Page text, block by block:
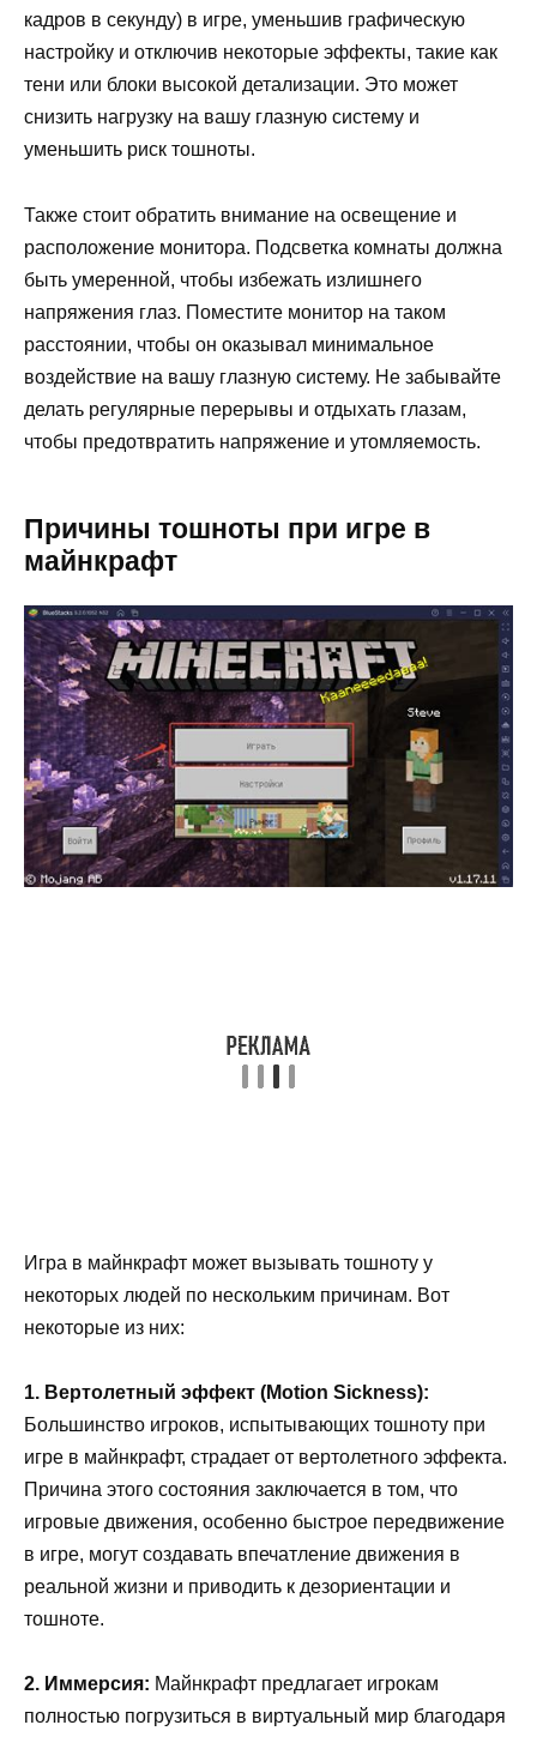
кадров в секунду) в игре, уменьшив графическую
настройку и отключив некоторые эффекты, такие как
тени или блоки высокой детализации. Это может
снизить нагрузку на вашу глазную систему и
уменьшить риск тошноты.
Также стоит обратить внимание на освещение и
расположение монитора. Подсветка комнаты должна
быть умеренной, чтобы избежать излишнего
напряжения глаз. Поместите монитор на таком
расстоянии, чтобы он оказывал минимальное
воздействие на вашу глазную систему. Не забывайте
делать регулярные перерывы и отдыхать глазам,
чтобы предотвратить напряжение и утомляемость.
Причины тошноты при игре в
майнкрафт
Игра в майнкрафт может вызывать тошноту у
некоторых людей по нескольким причинам. Вот
некоторые из них:
1. Вертолетный эффект (Motion Sickness):
Большинство игроков, испытывающих тошноту при
игре в майнкрафт, страдает от вертолетного эффекта.
Причина этого состояния заключается в том, что
игровые движения, особенно быстрое передвижение
в игре, могут создавать впечатление движения в
реальной жизни и приводить к дезориентации и
тошноте.
2. Иммерсия: Майнкрафт предлагает игрокам
полностью погрузиться в виртуальный мир благодаря